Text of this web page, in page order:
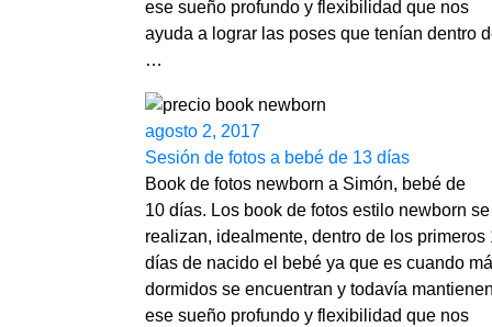
ese sueño profundo y flexibilidad que nos
ayuda a lograr las poses que tenían dentro
…
agosto 2, 2017
Sesión de fotos a bebé de 13 días
Book de fotos newborn a Simón, bebé de
10 días. Los book de fotos estilo newborn se
realizan, idealmente, dentro de los primeros
días de nacido el bebé ya que es cuando
dormidos se encuentran y todavía mantienen
ese sueño profundo y flexibilidad que nos